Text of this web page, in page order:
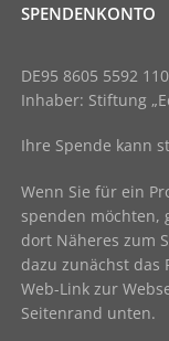
SPENDENKONTO
DE95 8605 5592
Inhaber: Stiftung
Ihre Spende kann
Wenn Sie für ein
spenden möchten,
dort Näheres zum
dazu zunächst
Web-Link zur
Seitenrand unten.